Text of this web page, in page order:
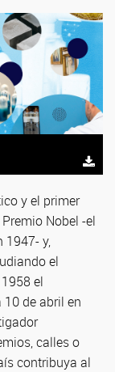
y el primer
Nobel -el
1947- y,
el
el
10 de abril en
calles o
contribuya al